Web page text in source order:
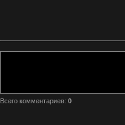
Всего комментариев: 0